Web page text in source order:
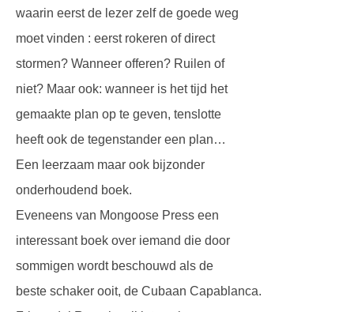
waarin eerst de lezer zelf de goede weg
moet vinden : eerst rokeren of direct
stormen? Wanneer offeren? Ruilen of
niet? Maar ook: wanneer is het tijd het
gemaakte plan op te geven, tenslotte
heeft ook de tegenstander een plan…
Een leerzaam maar ook bijzonder
onderhoudend boek.
Eveneens van Mongoose Press een
interessant boek over iemand die door
sommigen wordt beschouwd als de
beste schaker ooit, de Cubaan Capablanca.